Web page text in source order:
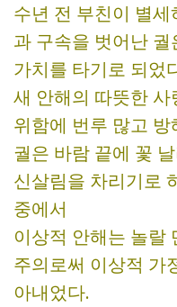
수년 전 부친이 별
과 구속을 벗어난
가치를 타기로 되었
새 안해의 따뜻한
위함에 번루 많고
궐은 바람 끝에 꽃
신살림을 차리기로
중에서
이상적 안해는 놀랄
주의로써 이상적 가
아내었다.